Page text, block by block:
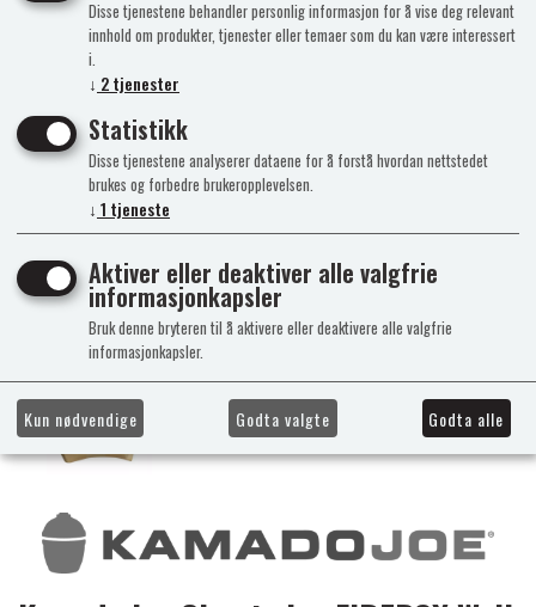
Disse tjenestene behandler personlig informasjon for å vise deg relevant
innhold om produkter, tjenester eller temaer som du kan være interessert
i.
↓ 2tjenester
Statistikk
Disse tjenestene analyserer dataene for å forstå hvordan nettstedet
brukes og forbedre brukeropplevelsen.
↓ 1 tjeneste
Aktiver eller deaktiver alle valgfrie
informasjonkapsler
Bruk denne bryteren til å aktivere eller deaktivere alle valgfrie
informasjonkapsler.
Kun nødvendige Godta valgte Godta alle